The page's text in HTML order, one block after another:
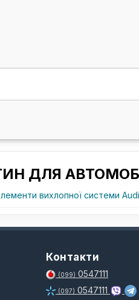
ДЛЯ
вихлопної системи
Контакти
(099) 0547111
(097) 0547111